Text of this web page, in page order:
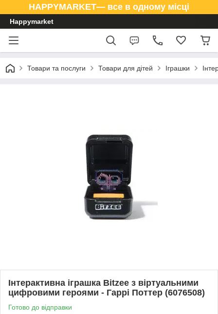
HAPPYMARKET— все в одному місці
Happymarket
Товари та послуги Товари для дітей Іграшки
Інтерактивна іграшка Bitzee з віртуальними
цифровими героями - Гаррі Поттер (6076508)
Готово до відправки